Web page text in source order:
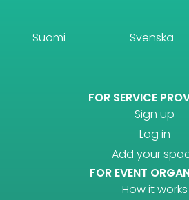
Suomi Svenska
FOR SERVICE
Sign up
Log in
Add your
FOR EVENT
How it works